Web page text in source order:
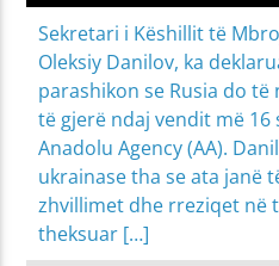
Sekretari i Këshillit të
Oleksiy Danilov, ka
parashikon se Rusia do
të gjerë ndaj vendit më
Anadolu Agency (AA).
ukrainase tha se ata janë
zhvillimet dhe rreziqet në
theksuar […]